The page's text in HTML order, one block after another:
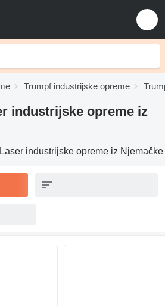
Trumpf industrijske opreme
industrijske opreme iz
industrijske opreme iz Njemačke